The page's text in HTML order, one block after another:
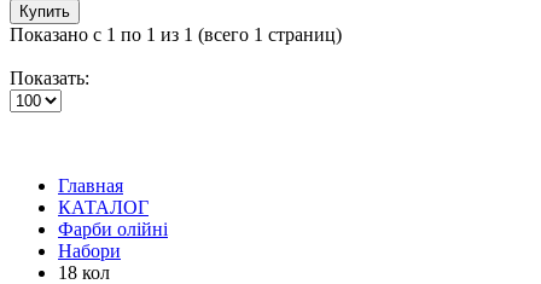
Купить
Показано с 1 по 1 из 1 (всего 1 страниц)
Показать:
Главная
КАТАЛОГ
Фарби олійні
Набори
18 кол